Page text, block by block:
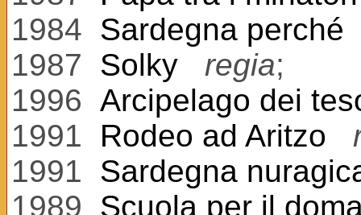
1984 Sardegna perché
1987 Solky regia;
1996 Arcipelago dei
1991 Rodeo ad Aritzo
1991 Sardegna
1989 Scuola per il